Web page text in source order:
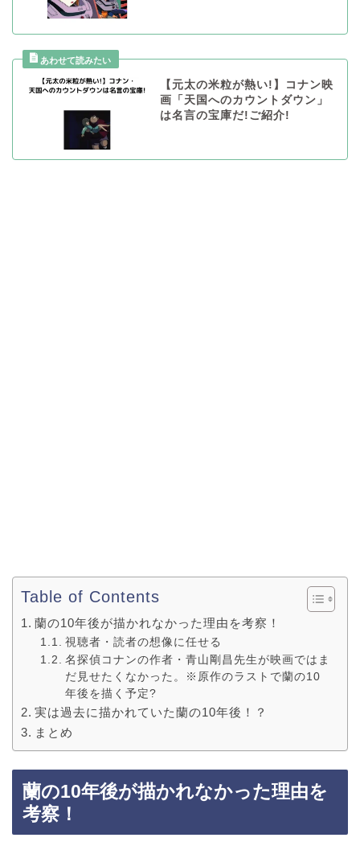
【元太の米粒が熱い!】コナン映
画「天国へのカウントダウン」
は名言の宝庫だ!ご紹介!
Table of Contents
蘭の10年後が描かれなかった理由を考察！
視聴者・読者の想像に任せる
名探偵コナンの作者・青山剛昌先生が映画ではま
だ見せたくなかった。※原作のラストで蘭の10
年後を描く予定?
実は過去に描かれていた蘭の10年後！？
まとめ
蘭の10年後が描かれなかった理由を
考察！